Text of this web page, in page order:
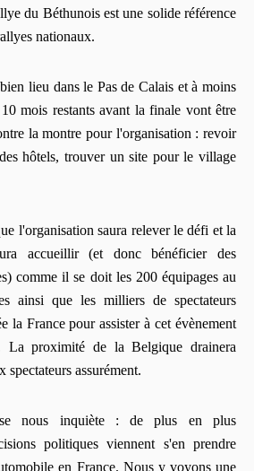
du Béthunois est une solide référence
nationaux.
lieu dans le Pas de Calais et à moins
mois restants avant la finale vont être
la montre pour l'organisation : revoir
hôtels, trouver un site pour le village
l'organisation saura relever le défi et la
accueillir (et donc bénéficier des
comme il se doit les 200 équipages au
ainsi que les milliers de spectateurs
la France pour assister à cet évènement
La proximité de la Belgique drainera
spectateurs assurément.
nous inquiète : de plus en plus
politiques viennent s'en prendre
en France. Nous y voyons une